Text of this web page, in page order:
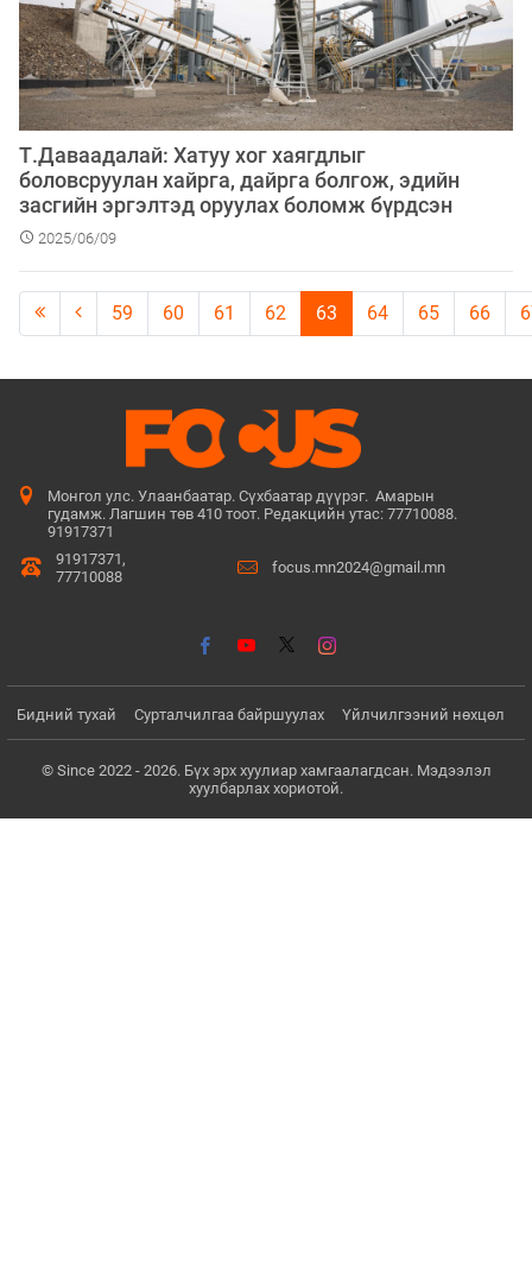
Т.Даваадалай: Хатуу хог хаягдлыг
боловсруулан хайрга, дайрга болгож, эдийн
засгийн эргэлтэд оруулах боломж бүрдсэн
2025/06/09
59 60 61 62 63 64 65 66
Монгол улс. Улаанбаатар. Сүхбаатар дүүрэг. Амарын
гудамж. Лагшин төв 410 тоот. Редакцийн утас: 77710088.
91917371
91917371,
77710088
focus.mn2024@gmail.mn
Бидний тухай Сурталчилгаа байршуулах Үйлчилгээний нөхцөл
© Since 2022 - 2026. Бүх эрх хуулиар хамгаалагдсан. Мэдээлэл
хуулбарлах хориотой.